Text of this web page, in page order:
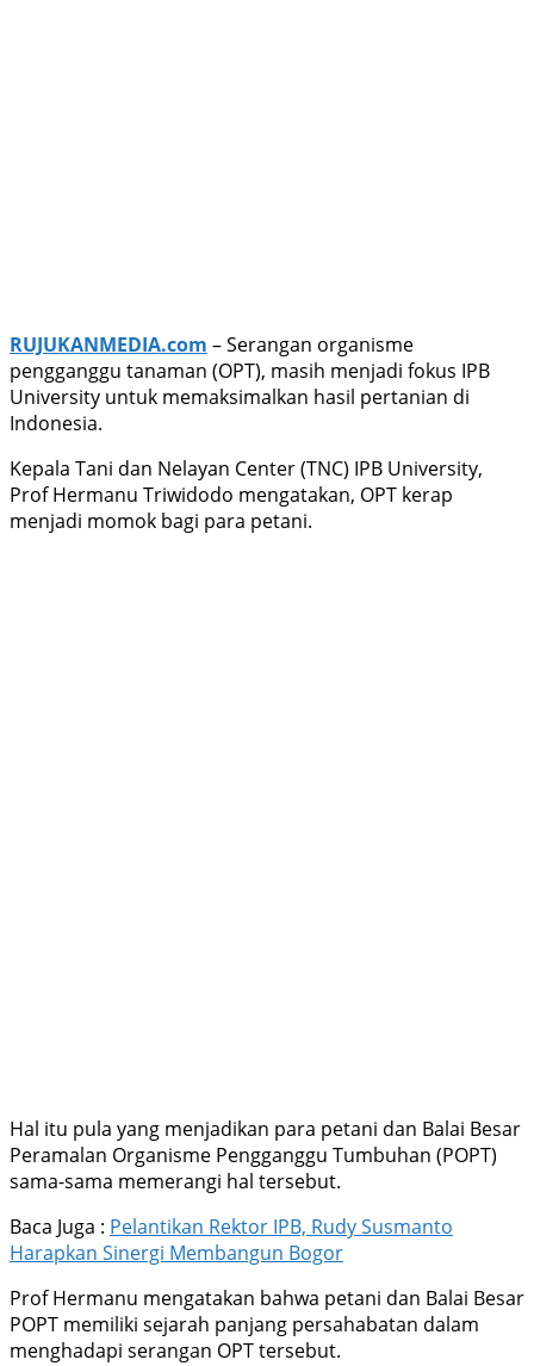
RUJUKANMEDIA.com – Serangan organisme
pengganggu tanaman (OPT), masih menjadi fokus IPB
University untuk memaksimalkan hasil pertanian di
Indonesia.
Kepala Tani dan Nelayan Center (TNC) IPB University,
Prof Hermanu Triwidodo mengatakan, OPT kerap
menjadi momok bagi para petani.
Hal itu pula yang menjadikan para petani dan Balai Besar
Peramalan Organisme Pengganggu Tumbuhan (POPT)
sama-sama memerangi hal tersebut.
Baca Juga : Pelantikan Rektor IPB, Rudy Susmanto
Harapkan Sinergi Membangun Bogor
Prof Hermanu mengatakan bahwa petani dan Balai Besar
POPT memiliki sejarah panjang persahabatan dalam
menghadapi serangan OPT tersebut.